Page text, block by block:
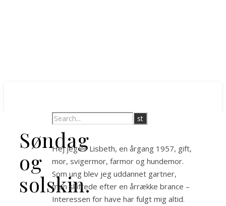
Søndag
og
solskin.
Hej jeg er Lisbeth, en årgang 1957, gift,
mor, svigermor, farmor og hundemor.
Som ung blev jeg uddannet gartner,
men skiftede efter en årrække brance –
Interessen for have har fulgt mig altid.